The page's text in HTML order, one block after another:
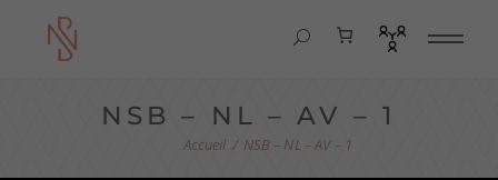
NSB – NL – AV – 1
NSB – NL – AV – 1